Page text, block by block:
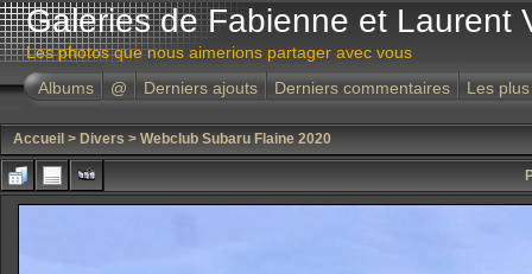
Galeries de Fabienne et Laurent
Les photos que nous aimerions partager avec vous
Albums
@ Derniers ajouts Derniers commentaires Les
Accueil > Divers > Webclub Subaru Flaine 2020